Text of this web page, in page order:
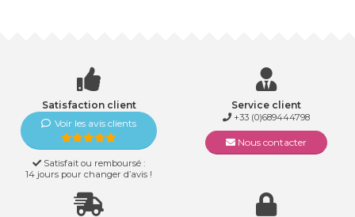
Satisfaction client
Voir les avis clients
Satisfait ou remboursé :
14 jours pour changer d’avis !
Service client
+33 (0)689444798
Nous contacter